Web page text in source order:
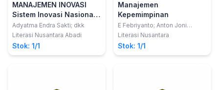
MANAJEMEN INOVASI
Sistem Inovasi Nasional
dan Kewirausahaan
Adopsi Pasar dan Difusi
Teknologi Mengelola
Inovasi Dalam
Adyatma Endra Sakti; dkk
Literasi Nusantara Abadi
Stok: 1/1
Manajemen
Kepemimpinan
E Febriyanto; Anton Joni
Saputra; Arde Lia Ningsih
Literasi Nusantara
Stok: 1/1